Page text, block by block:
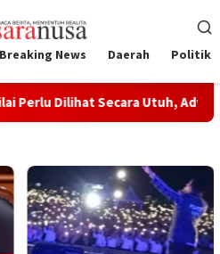
Breaking News Daerah Politik
Dilihat Secara Utuh,